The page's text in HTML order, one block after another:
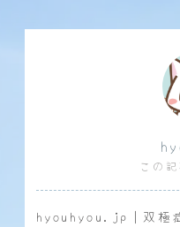
この
hyouhyou.jp｜双極